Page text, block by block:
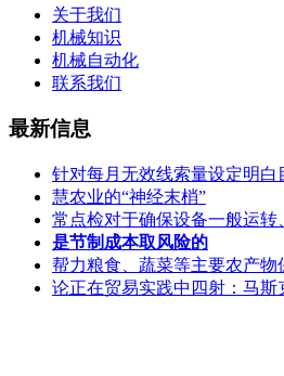
关于我们
机械知识
机械自动化
联系我们
最新信息
针对每月无效线索量设定明白
慧农业的“神经末梢”
常点检对于确保设备一般运转
是节制成本取风险的
帮力粮食、蔬菜等主要农产物
论正在贸易实践中四射：马斯